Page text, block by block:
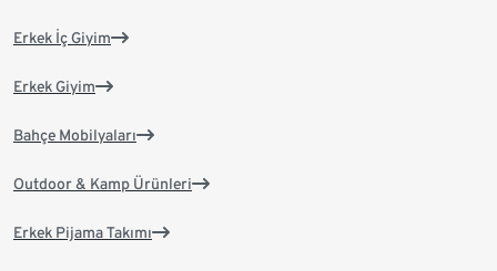
Erkek İç Giyim
Erkek Giyim
Bahçe Mobilyaları
Outdoor & Kamp Ürünleri
Erkek Pijama Takımı